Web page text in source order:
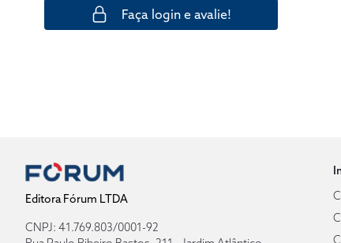
Faça login e avalie!
Editora Fórum LTDA
CNPJ: 41.769.803/0001-92